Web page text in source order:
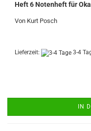
Heft 6 Notenheft für
Von Kurt Posch
Lieferzeit: 3-4
IN